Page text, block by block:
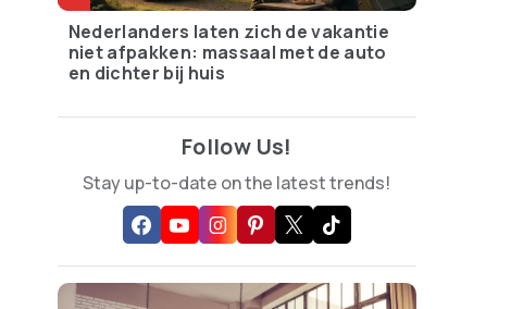
Nederlanders laten zich de vakantie
niet afpakken: massaal met de auto
en dichter bij huis
Follow Us!
Stay up-to-date on the latest trends!